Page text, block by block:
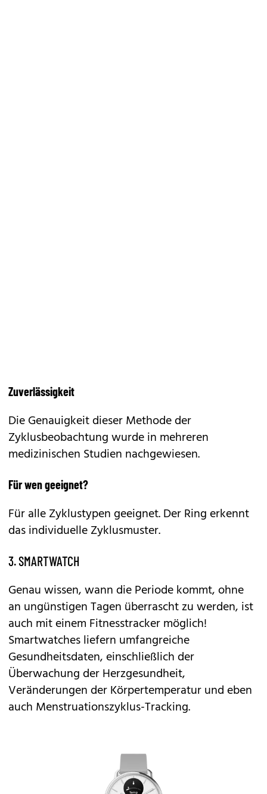
Zuverlässigkeit
Die Genauigkeit dieser Methode der
Zyklusbeobachtung wurde in mehreren
medizinischen Studien nachgewiesen.
Für wen geeignet?
Für alle Zyklustypen geeignet. Der Ring erkennt
das individuelle Zyklusmuster.
3. SMARTWATCH
Genau wissen, wann die Periode kommt, ohne
an ungünstigen Tagen überrascht zu werden, ist
auch mit einem Fitnesstracker möglich!
Smartwatches liefern umfangreiche
Gesundheitsdaten, einschließlich der
Überwachung der Herzgesundheit,
Veränderungen der Körpertemperatur und eben
auch Menstruationszyklus-Tracking.